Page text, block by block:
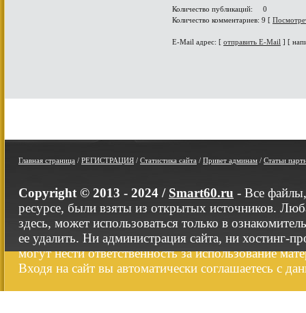
Количество публикаций: 0
Количество комментариев: 9 [
E-Mail адрес: [ отправить E-Mail ] [
Главная страница / РЕГИСТРАЦИЯ / Статистика сайта / Привет админам / Статьи
Copyright © 2013 - 2024 / Smart60.ru - Все
ресурсе, были взяты из открытых источников.
здесь, может использоваться только в
ее удалить. Ни администрация сайта, ни хостинг-
могут нести ответственность за использование
Входя на сайт вы автоматически соглашаетесь с